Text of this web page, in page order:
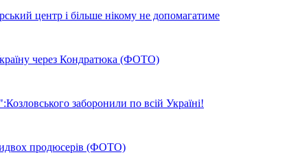
центр і більше нікому не допомагатиме
через Кондратюка (ФОТО)
заборонили по всій Україні!
продюсерів (ФОТО)